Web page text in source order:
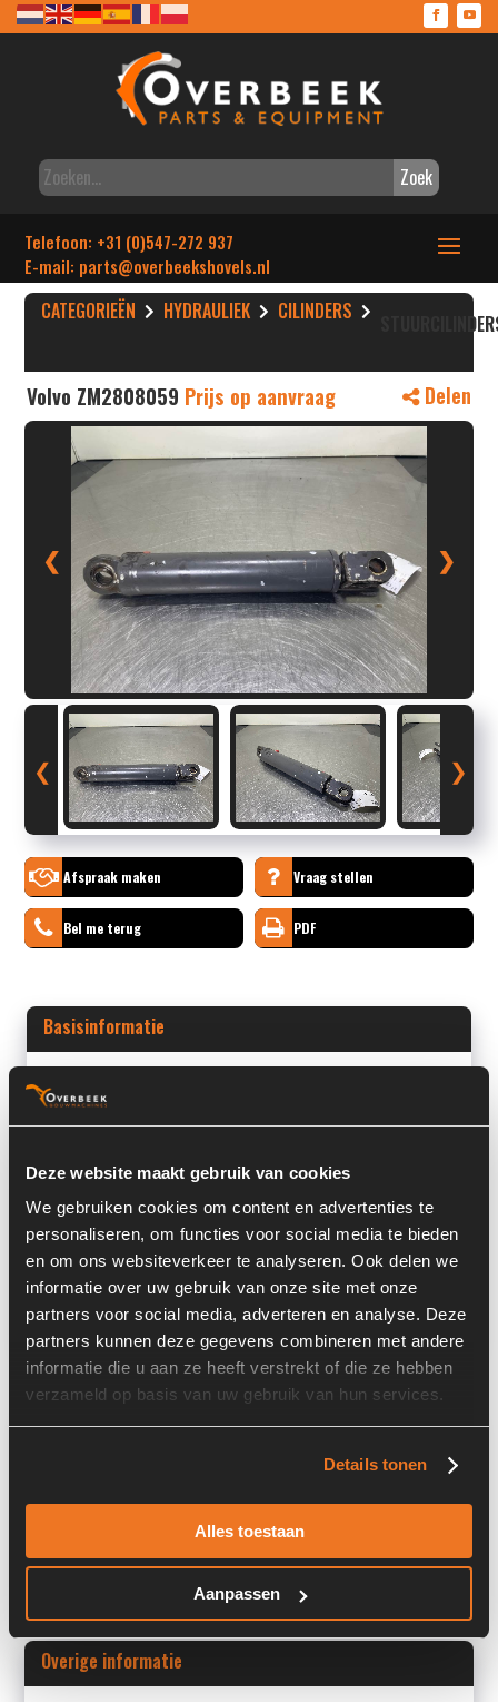
Deze website maakt gebruik van cookies
We gebruiken cookies om content en advertenties te
personaliseren, om functies voor social media te bieden
en om ons websiteverkeer te analyseren. Ook delen we
informatie over uw gebruik van onze site met onze
partners voor social media, adverteren en analyse. Deze
partners kunnen deze gegevens combineren met andere
informatie die u aan ze heeft verstrekt of die ze hebben
verzameld op basis van uw gebruik van hun services.
Details tonen
Alles toestaan
Aanpassen
Zoek
Telefoon: +31 (0)547-272 937
E-mail: parts@overbeekshovels.nl
CATEGORIEËN HYDRAULIEK CILINDERS
Volvo ZM2808059 Prijs op aanvraag Delen
❮ ❯
❮ ❯
Afspraak maken Vraag stellen
Bel me terug PDF
Basisinformatie
Voorraad nummer:
Machine:
Volvo
Machine Type:
L30D
Onderdeel Merk:
Volvo
Onderdeel Type:
ZM2808059
Onderdeel nummer:
ZM2808059
Informatie
Past op de volgende machines:
Land:
Nederland
Overige informatie